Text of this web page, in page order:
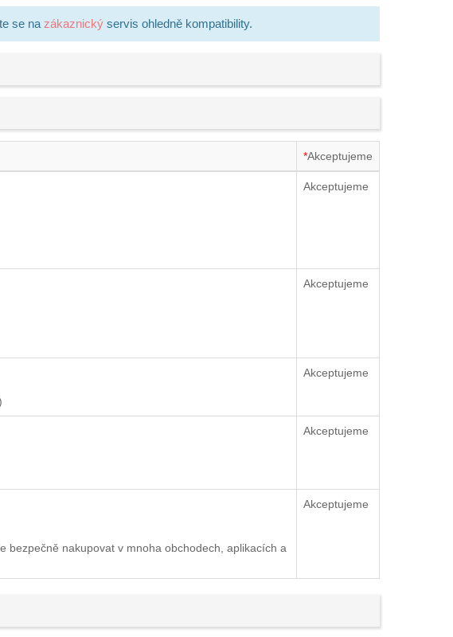
se na zákaznický servis ohledně kompatibility.
*Akceptujeme
Akceptujeme
Akceptujeme
Akceptujeme
Akceptujeme
bezpečně nakupovat v mnoha obchodech, aplikacích a
Akceptujeme